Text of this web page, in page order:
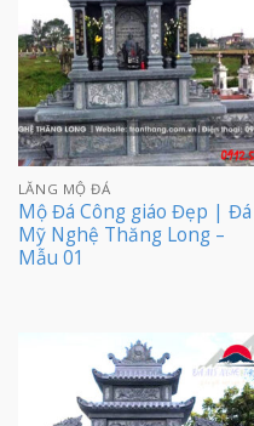
LĂNG MỘ ĐÁ
Mộ Đá Công giáo Đẹp | Đá
Mỹ Nghệ Thăng Long –
Mẫu 01